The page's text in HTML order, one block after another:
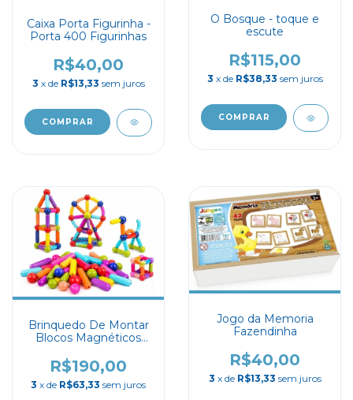
Caixa Porta Figurinha -
Porta 400 Figurinhas
R$40,00
3 x de R$13,33 sem juros
O Bosque - toque e
escute
R$115,00
3 x de R$38,33 sem juros
Brinquedo De Montar
Blocos Magnéticos
pçs
R$190,00
3 x de R$63,33 sem juros
Jogo da Memoria
Fazendinha
R$40,00
3 x de R$13,33 sem juros